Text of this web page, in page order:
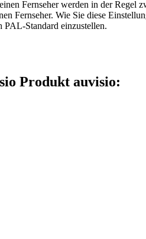
Fernseher werden in der Regel
Fernseher. Wie Sie diese
PAL-Standard einzustellen.
Produkt auvisio: